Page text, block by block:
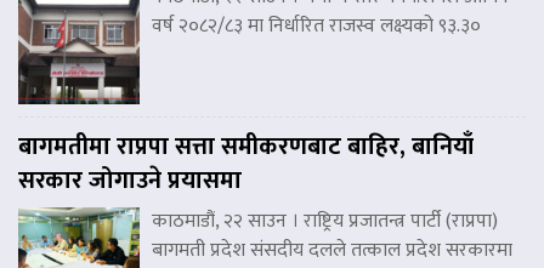
वर्ष २०८२/८३ मा निर्धारित राजस्व लक्ष्यको ९३.३०
बागमतीमा राप्रपा सत्ता समीकरणबाट बाहिर, बानियाँ
सरकार जोगाउने प्रयासमा
काठमाडौं, २२ साउन । राष्ट्रिय प्रजातन्त्र पार्टी (राप्रपा)
बागमती प्रदेश संसदीय दलले तत्काल प्रदेश सरकारमा